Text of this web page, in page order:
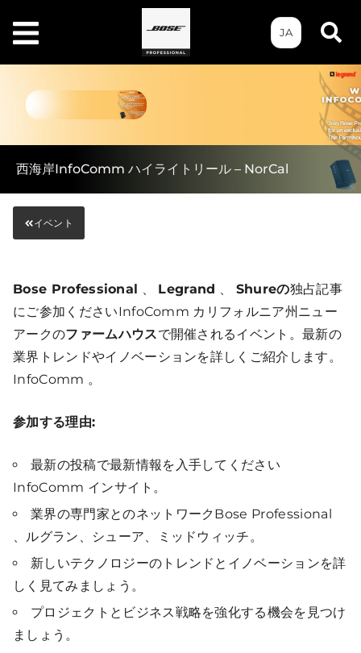
JA
西海岸InfoComm ハイライトリール – NorCal
イベント
Bose Professional 、 Legrand 、 Shureの独占記事
にご参加くださいInfoComm カリフォルニア州ニュー
アークのファームハウスで開催されるイベント。最新の
業界トレンドやイノベーションを詳しくご紹介します。
InfoComm 。
参加する理由:
最新の投稿で最新情報を入手してください
InfoComm インサイト。
業界の専門家とのネットワークBose Professional
、ルグラン、シューア、ミッドウィッチ。
新しいテクノロジーのトレンドとイノベーションを詳
しく見てみましょう。
プロジェクトとビジネス戦略を強化する機会を見つけ
ましょう。